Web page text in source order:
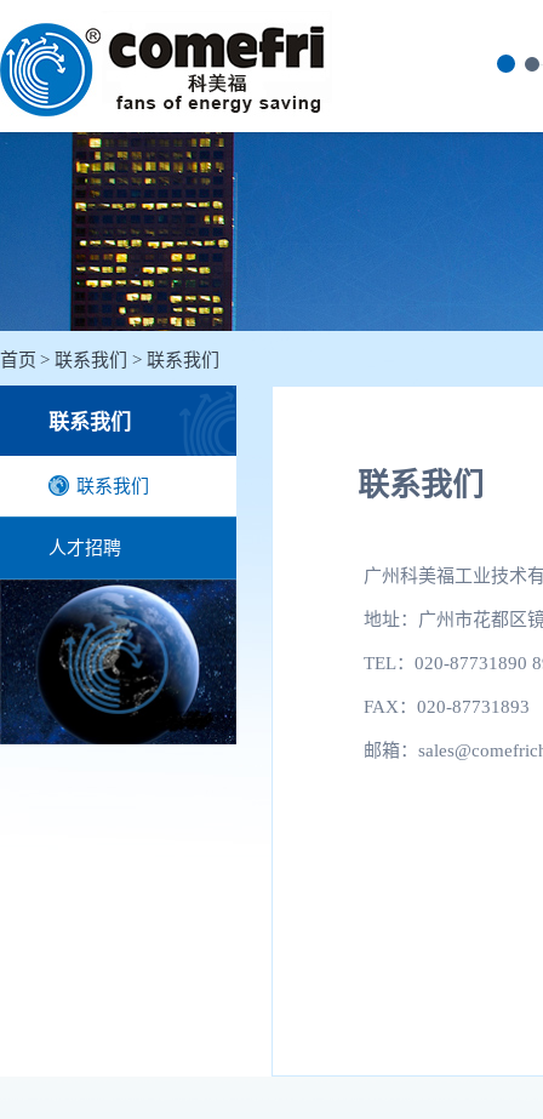
首页 联系我们 联系我们
联系我们
联系我们
人才招聘
联系我们
广州科美福工业技术
地址：广州市花都区
TEL：020-87731890
FAX：020-87731893
邮箱：